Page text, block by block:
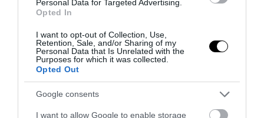
Personal Data for Targeted Advertising.
Opted In
I want to opt-out of Collection, Use,
Retention, Sale, and/or Sharing of my
Personal Data that Is Unrelated with the
Purposes for which it was collected.
Opted Out
Google consents
I want to allow Google to enable storage
EGYEDI HÁZ ENERGIATAKARÉKOSSÁG